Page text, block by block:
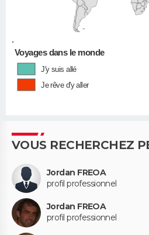
•
Voyages dans le monde
J'y suis allé
Je rêve d'y aller
VOUS RECHERCHEZ
Jordan FREOA
profil professionnel
Jordan FREOA
profil professionnel